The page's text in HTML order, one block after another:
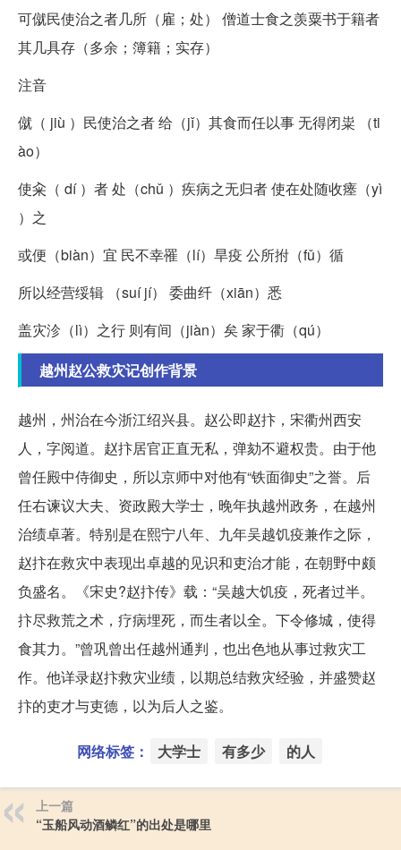
可僦民使治之者几所（雇；处） 僧道士食之羡粟书于籍者
其几具存（多余；簿籍；实存）
注音
僦（ jiù ）民使治之者 给（jǐ）其食而任以事 无得闭粜 （ti
ào）
使籴（ dí ）者 处（chǔ ）疾病之无归者 使在处随收瘗（yì
）之
或便（biàn）宜 民不幸罹（lí）旱疫 公所拊（fǔ）循
所以经营绥辑 （suí jí） 委曲纤（xiān）悉
盖灾沴（lì）之行 则有间（jiàn）矣 家于衢（qú）
越州赵公救灾记创作背景
越州，州治在今浙江绍兴县。赵公即赵抃，宋衢州西安
人，字阅道。赵抃居官正直无私，弹劾不避权贵。由于他
曾任殿中侍御史，所以京师中对他有“铁面御史”之誉。后
任右谏议大夫、资政殿大学士，晚年执越州政务，在越州
治绩卓著。特别是在熙宁八年、九年吴越饥疫兼作之际，
赵抃在救灾中表现出卓越的见识和吏治才能，在朝野中颇
负盛名。《宋史?赵抃传》载：“吴越大饥疫，死者过半。
抃尽救荒之术，疗病埋死，而生者以全。下令修城，使得
食其力。”曾巩曾出任越州通判，也出色地从事过救灾工
作。他详录赵抃救灾业绩，以期总结救灾经验，并盛赞赵
抃的吏才与吏德，以为后人之鉴。
网络标签： 大学士 有多少 的人
上一篇
“玉船风动酒鳞红”的出处是哪里